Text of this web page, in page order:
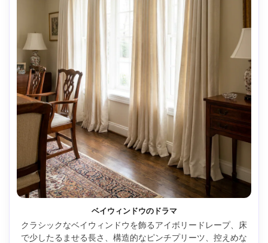
ベイウィンドウのドラマ
クラシックなベイウィンドウを飾るアイボリードレープ、床
で少したるませる長さ、構造的なピンチプリーツ、控えめな